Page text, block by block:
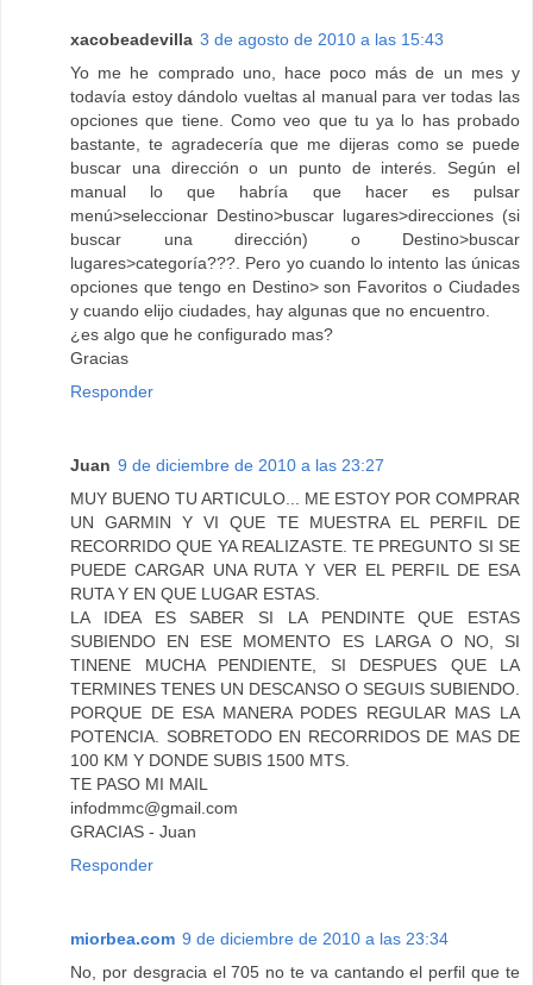
xacobeadevilla 3 de agosto de 2010 a las 15:43
Yo me he comprado uno, hace poco más de un mes y
todavía estoy dándolo vueltas al manual para ver todas las
opciones que tiene. Como veo que tu ya lo has probado
bastante, te agradecería que me dijeras como se puede
buscar una dirección o un punto de interés. Según el
manual lo que habría que hacer es pulsar
menú>seleccionar Destino>buscar lugares>direcciones (si
buscar una dirección) o Destino>buscar
lugares>categoría???. Pero yo cuando lo intento las únicas
opciones que tengo en Destino> son Favoritos o Ciudades
y cuando elijo ciudades, hay algunas que no encuentro.
¿es algo que he configurado mas?
Gracias
Responder
Juan 9 de diciembre de 2010 a las 23:27
MUY BUENO TU ARTICULO... ME ESTOY POR COMPRAR
UN GARMIN Y VI QUE TE MUESTRA EL PERFIL DE
RECORRIDO QUE YA REALIZASTE. TE PREGUNTO SI SE
PUEDE CARGAR UNA RUTA Y VER EL PERFIL DE ESA
RUTA Y EN QUE LUGAR ESTAS.
LA IDEA ES SABER SI LA PENDINTE QUE ESTAS
SUBIENDO EN ESE MOMENTO ES LARGA O NO, SI
TINENE MUCHA PENDIENTE, SI DESPUES QUE LA
TERMINES TENES UN DESCANSO O SEGUIS SUBIENDO.
PORQUE DE ESA MANERA PODES REGULAR MAS LA
POTENCIA. SOBRETODO EN RECORRIDOS DE MAS DE
100 KM Y DONDE SUBIS 1500 MTS.
TE PASO MI MAIL
infodmmc@gmail.com
GRACIAS - Juan
Responder
miorbea.com 9 de diciembre de 2010 a las 23:34
No, por desgracia el 705 no te va cantando el perfil que te